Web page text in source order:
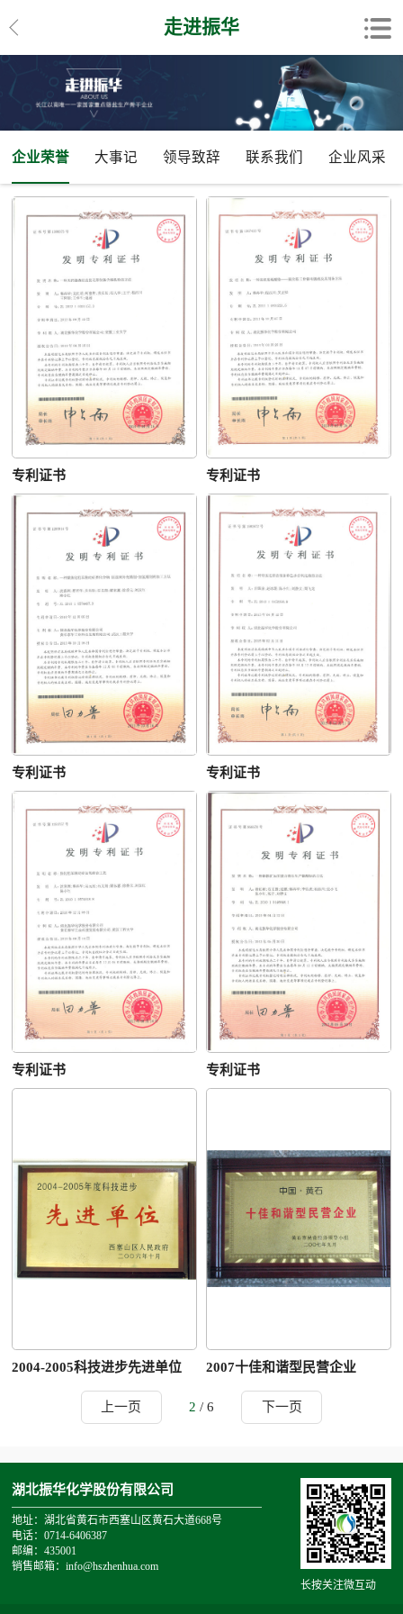
走进振华
企业荣誉 大事记 领导致辞 联系我们 企业风采
专利证书 专利证书
专利证书 专利证书
专利证书 专利证书
2004-2005科技进步先进单位 2007十佳和谐型民营企业
上一页 2 / 6 下一页
湖北振华化学股份有限公司
地址：湖北省黄石市西塞山区黄石大道668号
电话：0714-6406387
邮编：435001
销售邮箱：info@hszhenhua.com
长按关注微互动